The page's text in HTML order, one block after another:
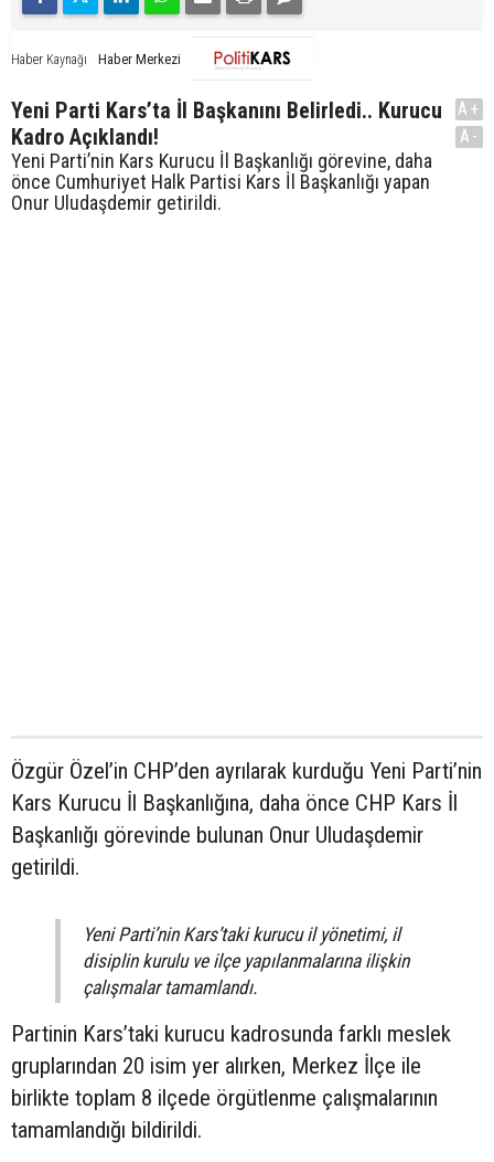
Haber Kaynağı Haber Merkezi
Yeni Parti Kars’ta İl Başkanını Belirledi.. Kurucu
Kadro Açıklandı!
Yeni Parti’nin Kars Kurucu İl Başkanlığı görevine, daha
önce Cumhuriyet Halk Partisi Kars İl Başkanlığı yapan
Onur Uludaşdemir getirildi.
A+
A-
Özgür Özel’in CHP’den ayrılarak kurduğu Yeni Parti’nin
Kars Kurucu İl Başkanlığına, daha önce CHP Kars İl
Başkanlığı görevinde bulunan Onur Uludaşdemir
getirildi.
Yeni Parti’nin Kars’taki kurucu il yönetimi, il
disiplin kurulu ve ilçe yapılanmalarına ilişkin
çalışmalar tamamlandı.
Partinin Kars’taki kurucu kadrosunda farklı meslek
gruplarından 20 isim yer alırken, Merkez İlçe ile
birlikte toplam 8 ilçede örgütlenme çalışmalarının
tamamlandığı bildirildi.